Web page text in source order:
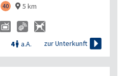
40  5 km
4 a.A. zur Unterkunft 